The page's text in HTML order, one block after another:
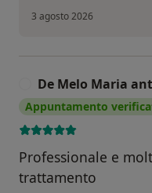
3 agosto 2026
De Melo Maria
Appuntamento
Professionale e
trattamento